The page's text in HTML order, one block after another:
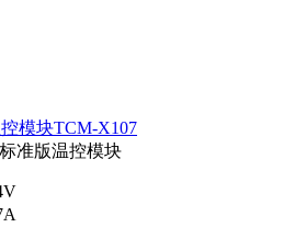
模块TCM-X107
标准版温控模块